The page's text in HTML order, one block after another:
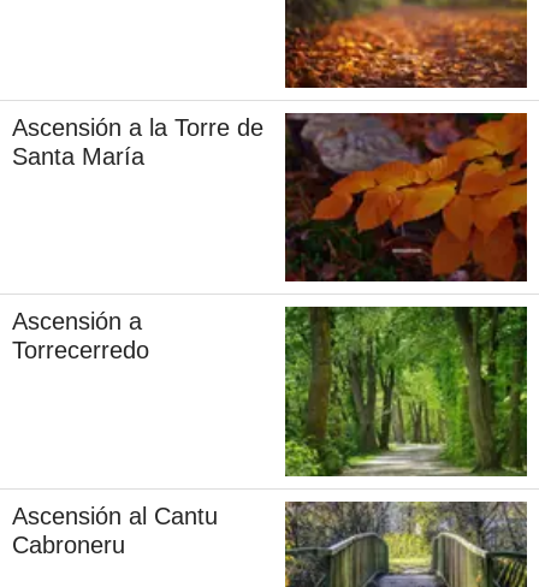
Ascensión a la Torre de
Santa María
Ascensión a
Torrecerredo
Ascensión al Cantu
Cabroneru